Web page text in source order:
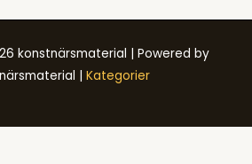
konstnärsmaterial | Powered by
| Kategorier